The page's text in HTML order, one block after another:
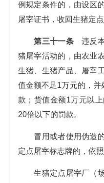
例规定条件的，由设区
屠宰证书，收回生猪定点
第三十一条违反本
猪屠宰活动的，由农业
生猪、生猪产品、屠宰
值金额不足1万元的，
款；货值金额1万元以
20倍以下的罚款。
冒用或者使用伪造的
定点屠宰标志牌的，依
生猪定点屠宰厂（场